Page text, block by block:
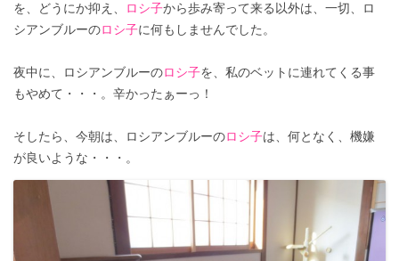
を、どうにか抑え、
ロシ子から歩み寄って来る以外は、一切、ロ
シアンブルーのロシ子に何もしませんでした。
夜中に、ロシアンブルーのロシ子を、私のベットに連れてくる事
もやめて・・・。辛かったぁーっ！
そしたら、今朝は、ロシアンブルーのロシ子は、何となく、機嫌
が良いような・・・。